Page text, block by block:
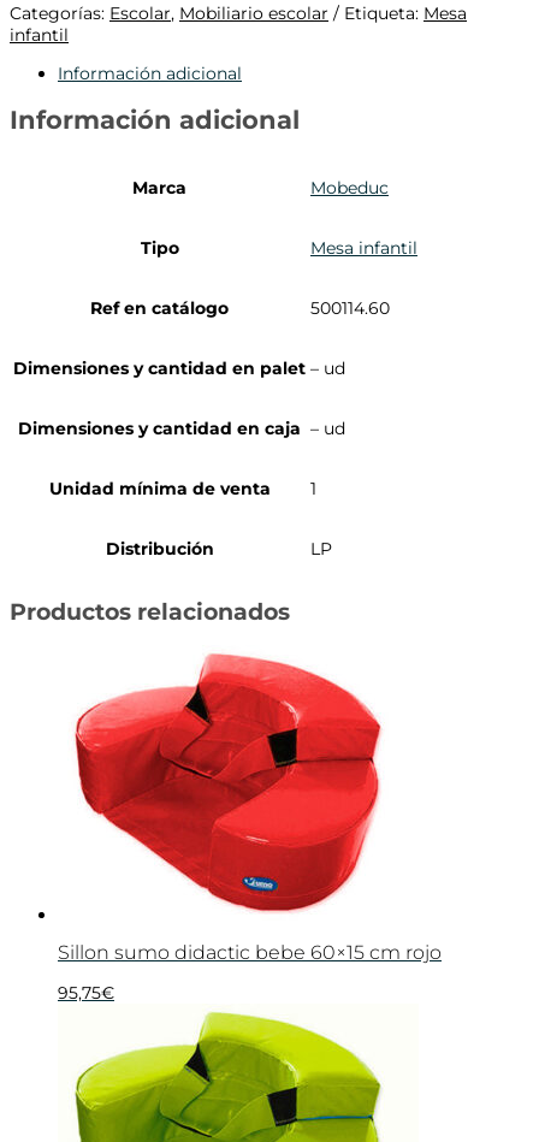
Categorías: Escolar, Mobiliario escolar Etiqueta: Mesa
infantil
Información adicional
Información adicional
Marca Mobeduc
Tipo Mesa infantil
Ref en catálogo 500114.60
Dimensiones y cantidad en palet – ud
Dimensiones y cantidad en caja – ud
Unidad mínima de venta 1
Distribución LP
Productos relacionados
Sillon sumo didactic bebe 60×15 cm rojo
95,75€